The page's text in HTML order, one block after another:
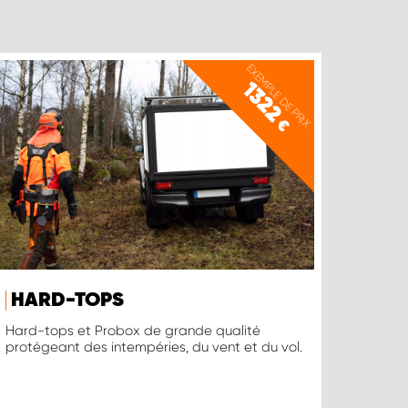
EXEMPLE DE PRIX
1322
€
HARD-TOPS
Hard-tops et Probox de grande qualité
protégeant des intempéries, du vent et du vol.